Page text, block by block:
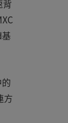
背
方